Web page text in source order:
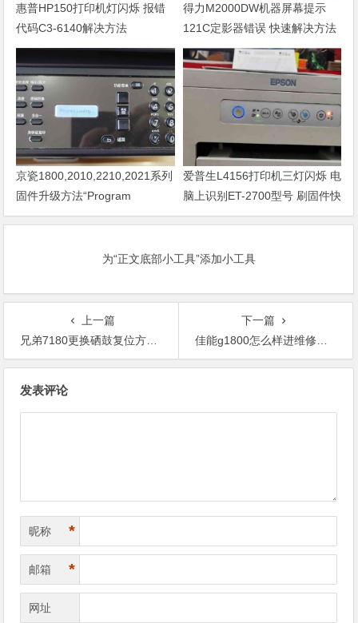
惠普HP150打印机灯闪烁 报错
代码C3-6140解决方法
得力M2000DW机器屏幕提示
121C定影器错误 快速解决方法
京瓷1800,2010,2210,2021系列
固件升级方法“Program
Loading或者卡LOGO
爱普生L4156打印机三灯闪烁 电
脑上识别ET-2700型号 刷固件快
速解决问题
为“正文底部小工具”添加小工具
上一篇
兄弟7180更换硒鼓复位方法。
下一篇
佳能g1800怎么样进维修模式？佳能g1800进维修模式的方法。
发表评论
昵称 *
邮箱 *
网址